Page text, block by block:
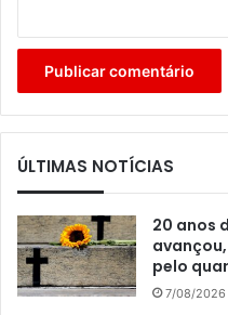
ÚLTIMAS NOTÍCIAS
20 anos
pelo
7/08/2026